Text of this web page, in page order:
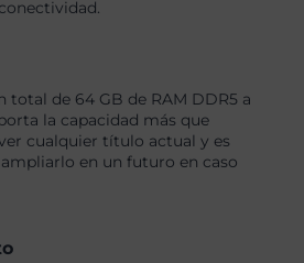
total de 64 GB de RAM DDR5 a
la capacidad más que
cualquier título actual y es
en un futuro en caso